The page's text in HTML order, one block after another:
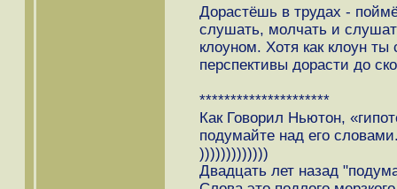
Дорастёшь в трудах -
слушать, молчать и
клоуном. Хотя как клоун
перспективы дорасти до
*********************
Как Говорил Ньютон,
подумайте над его
)))))))))))))
Двадцать лет назад